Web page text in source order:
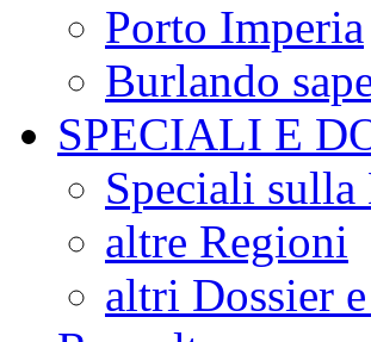
Porto Imperia
Burlando
SPECIALI E
Speciali
altre Regioni
altri Dossier